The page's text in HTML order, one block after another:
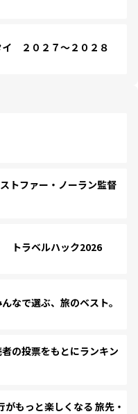
２０２７～２０２８
トファー・ノーラン監督
トラベルハック2026
なで選ぶ、旅のベスト。
の投票をもとにランキン
もっと楽しくなる 旅先・